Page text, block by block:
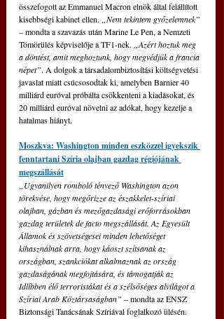
összefogott az Emmanuel Macron elnök által felállított
kisebbségi kabinet ellen.
„Nem tekintem győzelemnek”
– mondta a szavazás után Marine Le Pen, a Nemzeti
Tömörülés képviselője a TF1-nek.
„Azért hoztuk meg
a döntést, amit meghoztunk, hogy megvédjük a francia
népet”. A dolgok a társadalombiztosítási költségvetési
javaslat miatt csúcsosodtak ki, amelyben Barnier 40
milliárd euróval próbálta csökkenteni a kiadásokat, és
20 milliárd euróval növelni az adókat, hogy kezelje a
hatalmas hiányt.
Moszkva: Washington minden eszközzel igyekszik
fenntartani Szíria olajban gazdag régiójának
megszállását
„Ugyanilyen romboló tényező Washington azon
törekvése, hogy megőrizze az északkelet-szíriai
olajban, gázban és mezőgazdasági erőforrásokban
gazdag területek de facto megszállását. Az Egyesült
Államok és szövetségesei minden lehetőséget
kihasználnak arra, hogy káoszt szítsanak az
országban, szankciókat alkalmaznak az ország
gazdaságának megfojtására, és támogatják az
Idlíbben élő terroristákat és a szélsőséges alvilágot a
Szíriai Arab Köztársaságban” – mondta az ENSZ
Biztonsági Tanácsának Szíriával foglalkozó ülésén.